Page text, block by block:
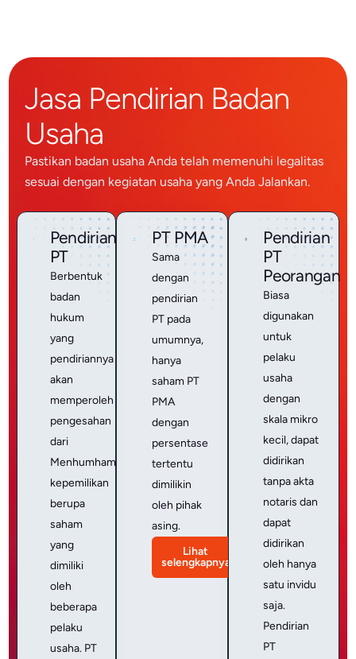
Jasa Pendirian Badan
Usaha
Pastikan badan usaha Anda telah memenuhi legalitas
sesuai dengan kegiatan usaha yang Anda Jalankan.
Pendirian
PT
Berbentuk
badan
hukum
yang
pendiriannya
akan
memperoleh
pengesahan
dari
Menhumham,
kepemilikan
berupa
saham
yang
dimiliki
oleh
beberapa
pelaku
usaha. PT
PT PMA
Sama
dengan
pendirian
PT pada
umumnya,
hanya
saham PT
PMA
dengan
persentase
tertentu
dimilikin
oleh pihak
asing.
Lihat
selengkapnya
Pendirian
PT
Peorangan
Biasa
digunakan
untuk
pelaku
usaha
dengan
skala mikro
kecil, dapat
didirikan
tanpa akta
notaris dan
dapat
didirikan
oleh hanya
satu invidu
saja.
Pendirian
PT